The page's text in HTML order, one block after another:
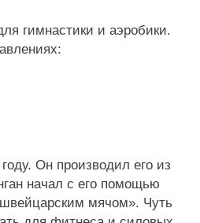
гимнастики и аэробики.
Он производил его из
начал с его помощью
мячом». Чуть